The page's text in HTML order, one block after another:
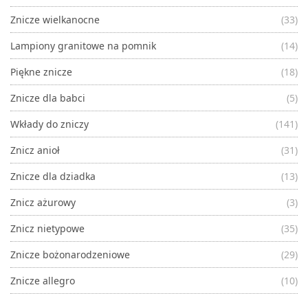
Znicze wielkanocne
(33)
Lampiony granitowe na pomnik
(14)
Piękne znicze
(18)
Znicze dla babci
(5)
Wkłady do zniczy
(141)
Znicz anioł
(31)
Znicze dla dziadka
(13)
Znicz ażurowy
(3)
Znicz nietypowe
(35)
Znicze bożonarodzeniowe
(29)
Znicze allegro
(10)